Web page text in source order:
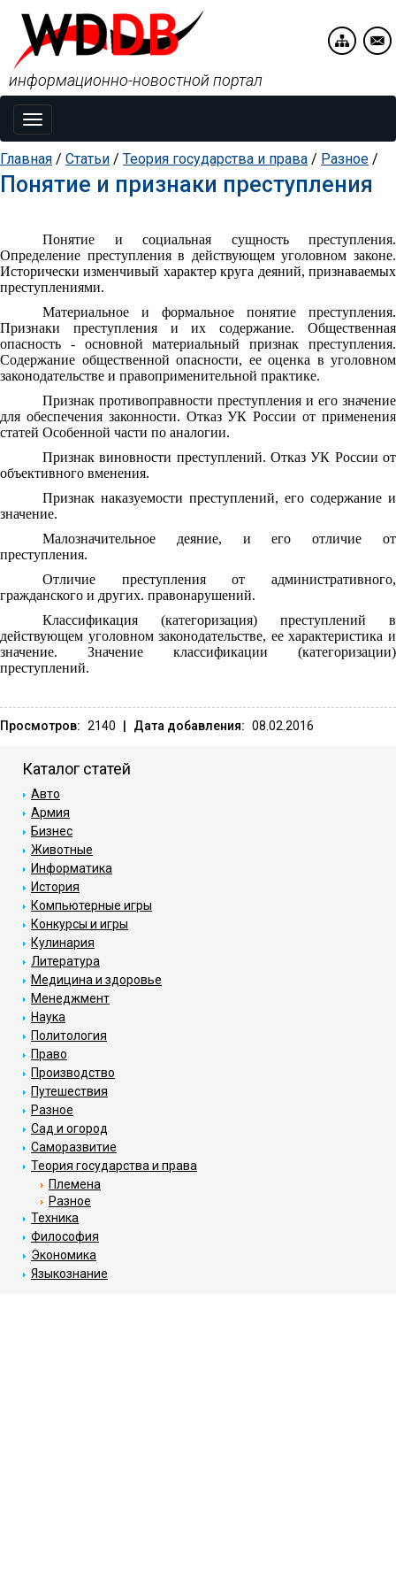
Toggle
navigation
информационно-новостной портал
Главная / Статьи / Теория государства и права / Разное /
Понятие и признаки преступления
Понятие и социальная сущность преступления.
Определение преступления в действующем уголовном законе.
Исторически изменчивый характер круга деяний, признаваемых
преступлениями.
Материальное и формальное понятие преступления.
Признаки преступления и их содержание. Общественная
опасность - основной материальный признак преступления.
Содержание общественной опасности, ее оценка в уголовном
законодательстве и правоприменительной практике.
Признак противоправности преступления и его значение
для обеспечения законности. Отказ УК России от применения
статей Особенной части по аналогии.
Признак виновности преступлений. Отказ УК России от
объективного вменения.
Признак наказуемости преступлений, его содержание и
значение.
Малозначительное деяние, и его отличие от
преступления.
Отличие преступления от административного,
гражданского и других. правонарушений.
Классификация (категоризация) преступлений в
действующем уголовном законодательстве, ее характеристика и
значение. Значение классификации (категоризации)
преступлений.
Просмотров: 2140 Дата добавления: 08.02.2016
Каталог статей
Авто
Армия
Бизнес
Животные
Информатика
История
Компьютерные игры
Конкурсы и игры
Кулинария
Литература
Медицина и здоровье
Менеджмент
Наука
Политология
Право
Производство
Путешествия
Разное
Сад и огород
Саморазвитие
Теория государства и права
Племена
Разное
Техника
Философия
Экономика
Языкознание